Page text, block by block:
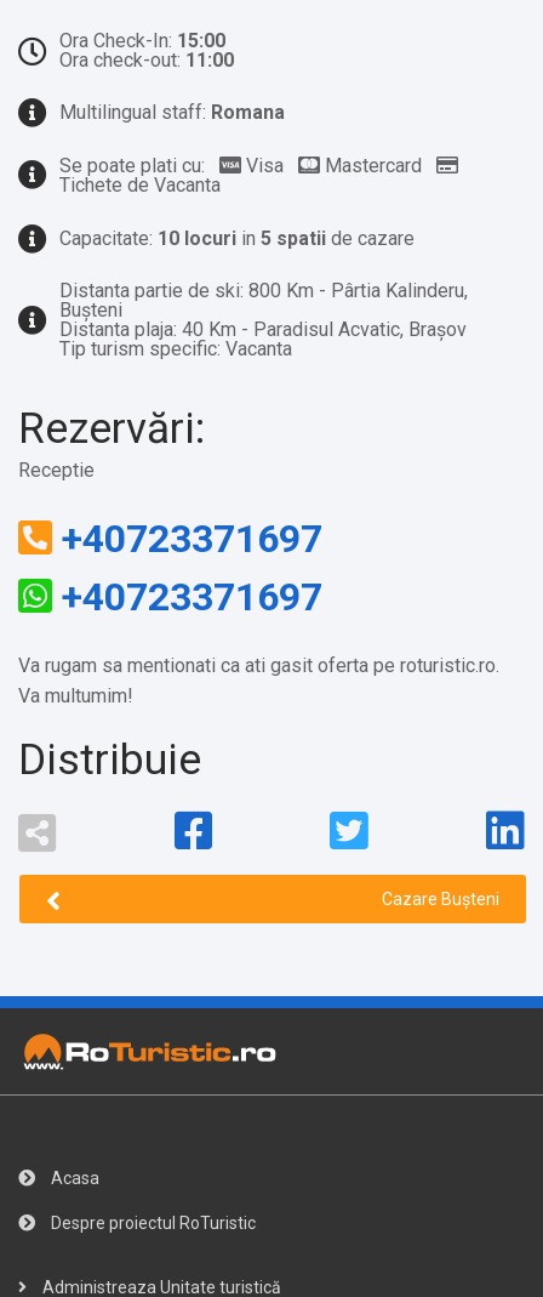
Ora Check-In: 15:00
Ora check-out: 11:00
Multilingual staff: Romana
Se poate plati cu: Visa
Mastercard
Tichete de Vacanta
Capacitate: 10 locuri in 5 spatii de cazare
Distanta partie de ski: 800 Km - Pârtia Kalinderu,
Bușteni
Distanta plaja: 40 Km - Paradisul Acvatic, Brașov
Tip turism specific: Vacanta
Rezervări:
Receptie
+40723371697
+40723371697
Va rugam sa mentionati ca ati gasit oferta pe roturistic.ro.
Va multumim!
Distribuie
Cazare Bușteni
Acasa
Despre proiectul RoTuristic
Administreaza Unitate turistică